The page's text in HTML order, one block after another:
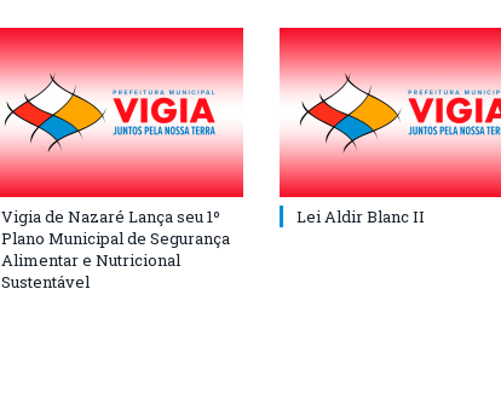
Vigia de Nazaré Lança seu 1º
Plano Municipal de Segurança
Alimentar e Nutricional
Sustentável
Lei Aldir Blanc II